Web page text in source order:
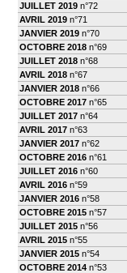
JUILLET 2019 n°72
AVRIL 2019 n°71
JANVIER 2019 n°70
OCTOBRE 2018 n°69
JUILLET 2018 n°68
AVRIL 2018 n°67
JANVIER 2018 n°66
OCTOBRE 2017 n°65
JUILLET 2017 n°64
AVRIL 2017 n°63
JANVIER 2017 n°62
OCTOBRE 2016 n°61
JUILLET 2016 n°60
AVRIL 2016 n°59
JANVIER 2016 n°58
OCTOBRE 2015 n°57
JUILLET 2015 n°56
AVRIL 2015 n°55
JANVIER 2015 n°54
OCTOBRE 2014 n°53